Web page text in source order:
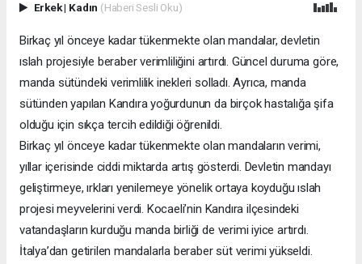
Erkek| Kadın (Haberi Sesli Oku)
Birkaç yıl önceye kadar tükenmekte olan mandalar, devletin
ıslah projesiyle beraber verimliliğini artırdı. Güncel duruma göre,
manda sütündeki verimlilik inekleri solladı. Ayrıca, manda
sütünden yapılan Kandıra yoğurdunun da birçok hastalığa şifa
olduğu için sıkça tercih edildiği öğrenildi.
Birkaç yıl önceye kadar tükenmekte olan mandaların verimi,
yıllar içerisinde ciddi miktarda artış gösterdi. Devletin mandayı
geliştirmeye, ırkları yenilemeye yönelik ortaya koyduğu ıslah
projesi meyvelerini verdi. Kocaeli’nin Kandıra ilçesindeki
vatandaşların kurduğu manda birliği de verimi iyice artırdı.
İtalya’dan getirilen mandalarla beraber süt verimi yükseldi.